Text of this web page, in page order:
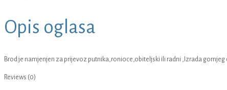
Opis oglasa
Brod je namjenjen za prijevoz putnika,ronioce,obiteljski ili radni ,Izrada
Reviews (0)